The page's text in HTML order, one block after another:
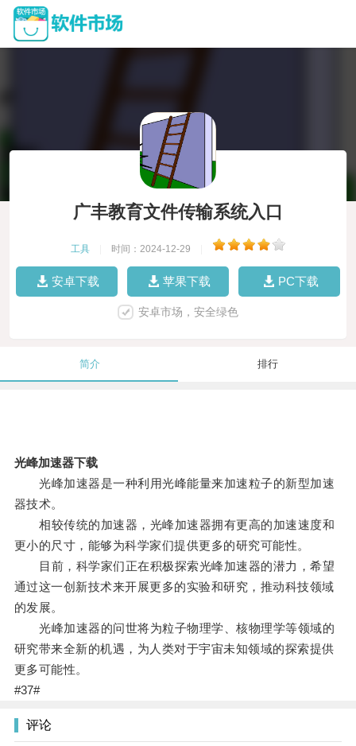
广丰教育文件传输系统入口
工具 时间：2024-12-29
安卓下载 苹果下载 PC下载
安卓市场，安全绿色
简介 排行
光峰加速器下载
光峰加速器是一种利用光峰能量来加速粒子的新型加速
器技术。
相较传统的加速器，光峰加速器拥有更高的加速速度和
更小的尺寸，能够为科学家们提供更多的研究可能性。
目前，科学家们正在积极探索光峰加速器的潜力，希望
通过这一创新技术来开展更多的实验和研究，推动科技领域
的发展。
光峰加速器的问世将为粒子物理学、核物理学等领域的
研究带来全新的机遇，为人类对于宇宙未知领域的探索提供
更多可能性。
#37#
评论